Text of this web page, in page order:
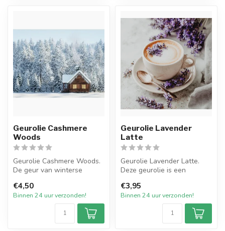
Geurolie Cashmere
Woods
Geurolie Cashmere Woods.
De geur van winterse
Een aromat...
€4,50
Binnen 24 uur verzonden!
Geurolie Lavender
Latte
Geurolie Lavender Latte.
Deze geurolie is een
kruidige mix...
€3,95
Binnen 24 uur verzonden!